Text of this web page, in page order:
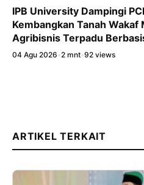
IPB University Dampingi
Kembangkan Tanah Wakaf
Agribisnis Terpadu
04 Agu 2026 •2 mnt•92 views
ARTIKEL TERKAIT